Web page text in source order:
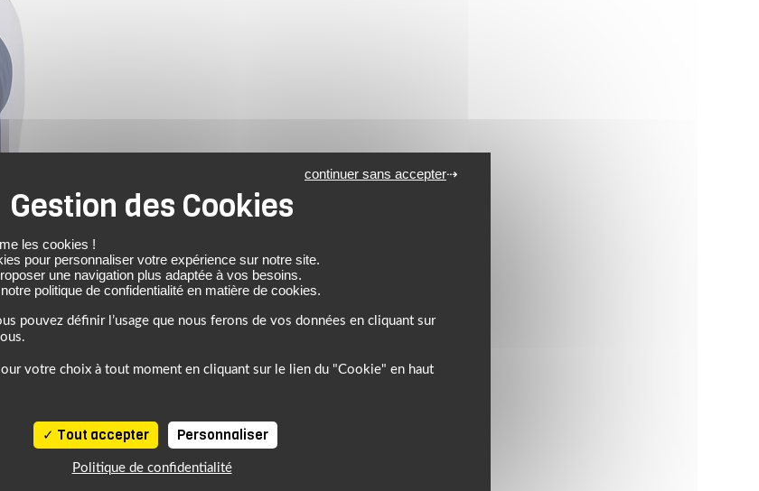
les cookies !
pour personnaliser votre expérience sur notre site.
une navigation plus adaptée à vos besoins.
politique de confidentialité en matière de cookies.
pouvez définir l’usage que nous ferons de vos données en cliquant sur
votre choix à tout moment en cliquant sur le lien du "Cookie" en haut
Tout accepter
continuer sans accepter
Personnaliser
Politique de confidentialité